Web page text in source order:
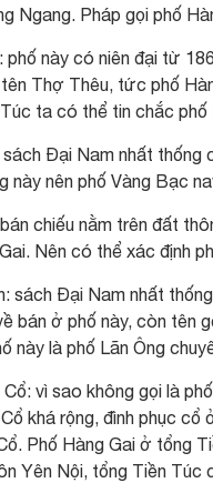
Ngang. Pháp gọi phố
phố này có niên đại từ
Thợ Thêu, tức phố
ta có thể tin chắc phố
Đại Nam nhất
này nên phố Vàng Bạc
chiếu nằm trên đất
Nên có thể xác định
sách Đại Nam nhất
bán ở phố này, còn tên
này là phố Lãn Ông
vì sao không gọi là
khá rộng, đình phục
Phố Hàng Gai ở tổng
Yên Nội, tổng Tiền